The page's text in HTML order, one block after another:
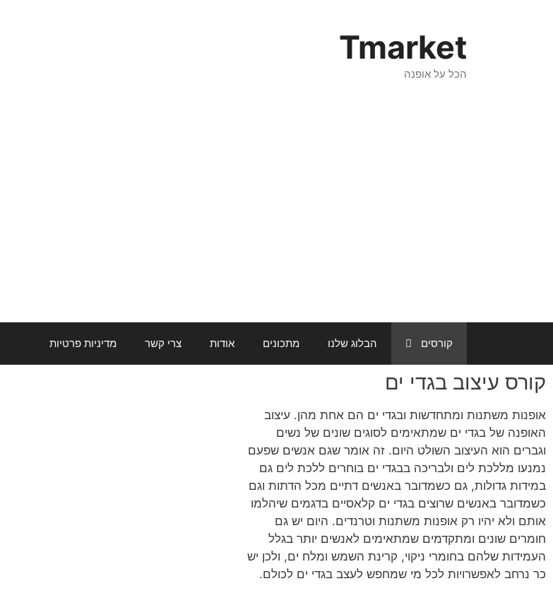
Tmarket
הכל על אופנה
קורסים הבלוג שלנו מתכונים אודות צרי קשר מדיניות פרטיות
קורס עיצוב בגדי ים
אופנות משתנות ומתחדשות ובגדי ים הם אחת מהן. עיצוב
האופנה של בגדי ים שמתאימים לסוגים שונים של נשים
וגברים הוא העיצוב השולט היום. זה אומר שגם אנשים שפעם
נמנעו מללכת לים ולבריכה בבגדי ים בוחרים ללכת לים גם
במידות גדולות, גם כשמדובר באנשים דתיים מכל הדתות וגם
כשמדובר באנשים שרוצים בגדי ים קלאסיים בדגמים שיהלמו
אותם ולא יהיו רק אופנות משתנות וטרנדים. היום יש גם
חומרים שונים ומתקדמים שמתאימים לאנשים יותר בגלל
העמידות שלהם בחומרי ניקוי, קרינת השמש ומלח ים, ולכן יש
כר נרחב לאפשרויות לכל מי שמחפש לעצב בגדי ים לכולם.